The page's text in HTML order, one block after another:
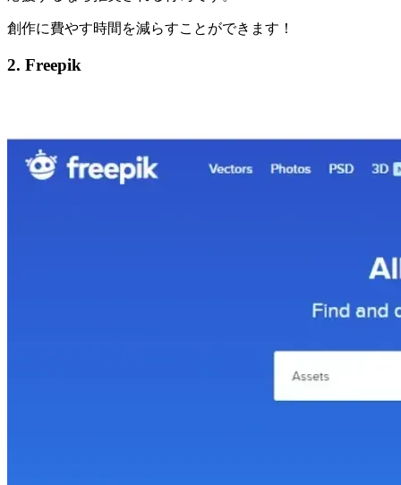
創作に費やす時間を減らすことができます！
2. Freepik